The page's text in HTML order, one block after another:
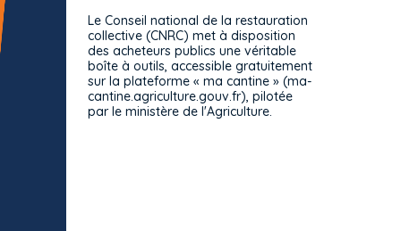
Le Conseil national de la restauration
collective (CNRC) met à disposition
des acheteurs publics une véritable
boîte à outils, accessible gratuitement
sur la plateforme « ma cantine » (ma-
cantine.agriculture.gouv.fr), pilotée
par le ministère de l'Agriculture.